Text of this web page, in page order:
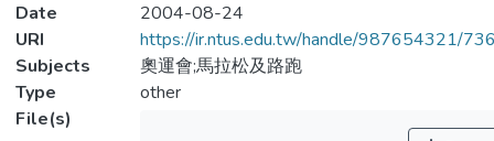
Date
2004-08-24
URI
https://ir.ntus.edu.tw/handle/987654321/
Subjects
奧運會;馬拉松及路跑
Type
other
File(s)